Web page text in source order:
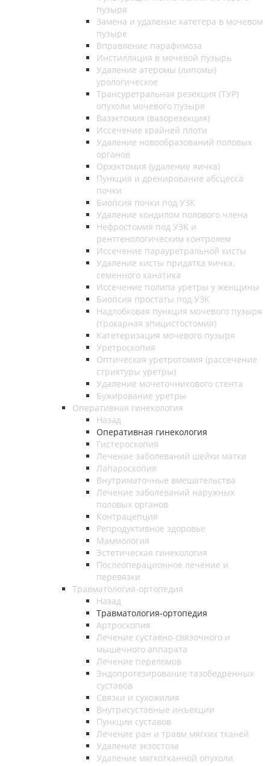
пузыря
Замена и удаление катетера в мочевом
пузыре
Вправление парафимоза
Инстилляция в мочевой пузырь
Удаление атеромы (липомы)
урологическое
Трансуретральная резекция (ТУР)
опухоли мочевого пузыря
Вазэктомия (вазорезекция)
Иссечение крайней плоти
Удаление новообразований половых
органов
Орхэктомия (удаление яичка)
Пункция и дренирование абсцесса
почки
Биопсия почки под УЗК
Удаление кондилом полового члена
Нефростомия под УЗК и
рентгенологическим контролем
Иссечение парауретральной кисты
Удаление кисты придатка яичка,
семенного канатика
Иссечение полипа уретры у женщины
Биопсия простаты под УЗК
Надлобковая пункция мочевого пузыря
(трокарная эпицистостомия)
Катетеризация мочевого пузыря
Уретроскопия
Оптическая уретротомия (рассечение
стриктуры уретры)
Удаление мочеточникового стента
Бужирование уретры
Оперативная гинекология
Назад
Оперативная гинекология
Гистероскопия
Лечение заболеваний шейки матки
Лапароскопия
Внутриматочные вмешательства
Лечение заболеваний наружных
половых органов
Контрацепция
Репродуктивное здоровье
Маммология
Эстетическая гинекология
Послеоперационное лечение и
перевязки
Травматология-ортопедия
Назад
Травматология-ортопедия
Артроскопия
Лечение суставно-связочного и
мышечного аппарата
Лечение переломов
Эндопротезирование тазобедренных
суставов
Связки и сухожилия
Внутрисуставные инъекции
Пункции суставов
Лечение ран и травм мягких тканей
Удаление экзостоза
Удаление мягкотканной опухоли